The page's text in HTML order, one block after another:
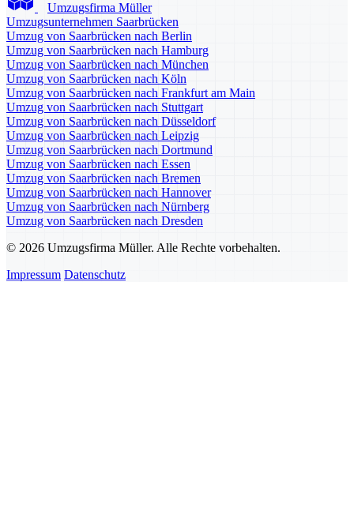
Umzugsfirma Müller
Umzugsunternehmen Saarbrücken
Umzug von Saarbrücken nach Berlin
Umzug von Saarbrücken nach Hamburg
Umzug von Saarbrücken nach München
Umzug von Saarbrücken nach Köln
Umzug von Saarbrücken nach Frankfurt am Main
Umzug von Saarbrücken nach Stuttgart
Umzug von Saarbrücken nach Düsseldorf
Umzug von Saarbrücken nach Leipzig
Umzug von Saarbrücken nach Dortmund
Umzug von Saarbrücken nach Essen
Umzug von Saarbrücken nach Bremen
Umzug von Saarbrücken nach Hannover
Umzug von Saarbrücken nach Nürnberg
Umzug von Saarbrücken nach Dresden
© 2026 Umzugsfirma Müller. Alle Rechte vorbehalten.
Impressum Datenschutz